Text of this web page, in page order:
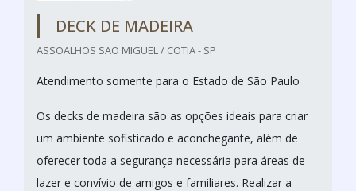
DECK DE MADEIRA
ASSOALHOS SAO MIGUEL / COTIA - SP
Atendimento somente para o Estado de São Paulo
Os decks de madeira são as opções ideais para criar
um ambiente sofisticado e aconchegante, além de
oferecer toda a segurança necessária para áreas de
lazer e convívio de amigos e familiares. Realizar a